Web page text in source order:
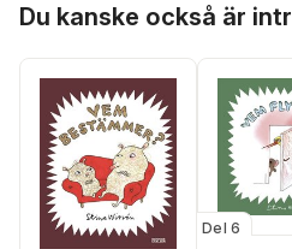
Du kanske också är
Del 6